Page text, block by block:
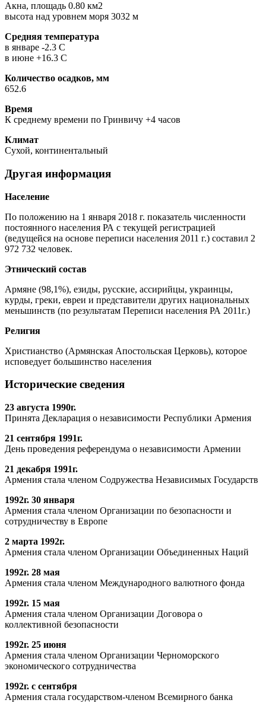
Акна, площадь 0.80 км2
высота над уровнем моря 3032 м
Средняя температура
в январе -2.3 C
в июне +16.3 C
Количество осадков, мм
652.6
Время
К среднему времени по Гринвичу +4 часов
Климат
Сухой, континентальный
Другая информация
Население
По положению на 1 января 2018 г. показатель численности
постоянного населения РА с текущей регистрацией
(ведущейся на основе переписи населения 2011 г.) составил 2
972 732 человек.
Этнический состав
Армяне (98,1%), езиды, русские, ассирийцы, украинцы,
курды, греки, евреи и представители других национальных
меньшинств (по результатам Переписи населения РА 2011г.)
Религия
Христианство (Армянская Апостольская Церковь), которое
исповедует большинство населения
Исторические сведения
23 августа 1990г.
Принята Декларация о независимости Республики Армения
21 сентября 1991г.
День проведения референдума о независимости Армении
21 декабря 1991г.
Армения стала членом Содружества Независимых Государств
1992г. 30 января
Армения стала членом Организации по безопасности и
сотрудничеству в Европе
2 марта 1992г.
Армения стала членом Организации Объединенных Наций
1992г. 28 мая
Армения стала членом Международного валютного фонда
1992г. 15 мая
Армения стала членом Организации Договора о
коллективной безопасности
1992г. 25 июня
Армения стала членом Организации Черноморского
экономического сотрудничества
1992г. с сентября
Армения стала государством-членом Всемирного банка